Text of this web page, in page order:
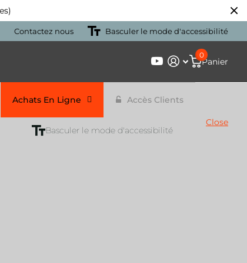
Contactez nous Basculer le mode d'accessibilité
Panier
0
Achats En Ligne Accès Clients
Basculer le mode d'accessibilité
Close